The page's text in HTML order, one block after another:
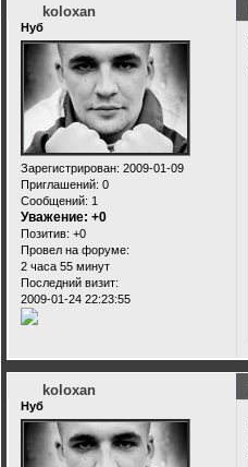
koloxan
Нуб
Зарегистрирован: 2009-01-09
Приглашений: 0
Сообщений: 1
Уважение: +0
Позитив: +0
Провел на форуме:
2 часа 55 минут
Последний визит:
2009-01-24 22:23:55
koloxan
Нуб